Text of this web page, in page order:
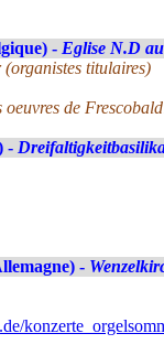
- Eglise N.D
titulaires)
de
-
-